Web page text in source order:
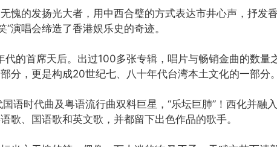
愧的发扬光大者，用中西合璧的方式表达市井心声，抒发
“演唱会缔造了香港娱乐史的奇迹。
的首席天后。出过100多张专辑，唱片与畅销金曲的数量
分，更是构成20世纪七、八十年代台湾本土文化的一部分。
语时代曲及粤语流行曲双料巨星，“乐坛巨肺”！西化并融
歌、国语歌和英文歌，并都留下出色作品的歌手。